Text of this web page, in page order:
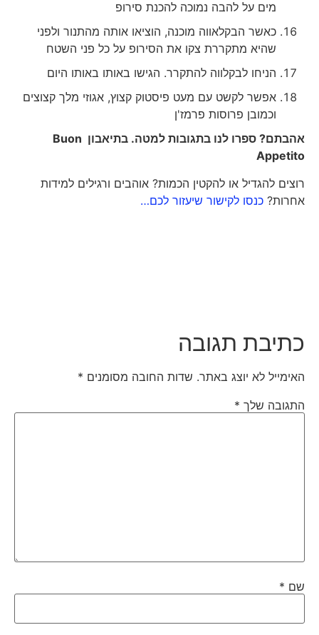
מים על להבה נמוכה להכנת סירופ
כאשר הבקלאווה מוכנה, הוציאו אותה מהתנור ולפני
שהיא מתקררת צקו את הסירופ על כל פני השטח
הניחו לבקלווה להתקרר. הגישו באותו באותו היום
אפשר לקשט עם מעט פיסטוק קצוץ, אגוזי מלך קצוצים
וכמובן פרוסות פרמז'ן
אהבתם? ספרו לנו בתגובות למטה. בתיאבון Buon
Appetito
רוצים להגדיל או להקטין הכמות? אוהבים ורגילים למידות
אחרות?כנסו לקישור שיעזור לכם…
כתיבת תגובה
האימייל לא יוצג באתר. שדות החובה מסומנים*
התגובה שלך*
שם*